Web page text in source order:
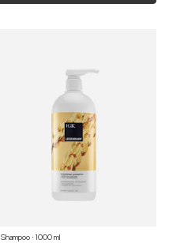
Shampoo ⋅ 1000 ml